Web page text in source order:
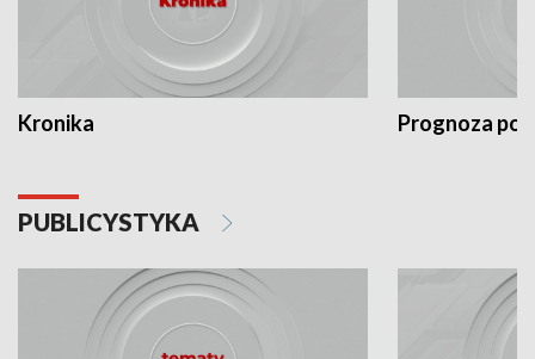
Kronika Prognoza
PUBLICYSTYKA